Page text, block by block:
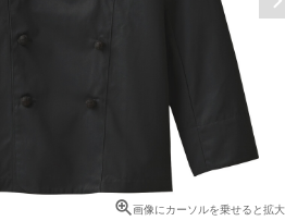
画像にカーソルを乗せると拡大